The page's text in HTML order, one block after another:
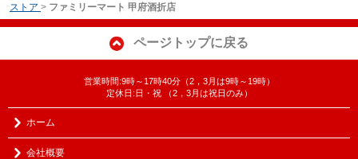
ストア > ファミリーマート 甲府酒折店
ページトップに戻る
営業時間:9時～17時40分（2，3月は9時～19時）
定休日:日・祝 （2，3月は祝日のみ）
ホーム
会社概要